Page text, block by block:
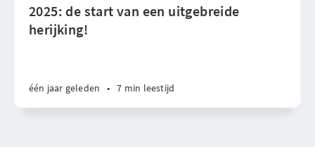
2025: de start van een uitgebreide
herijking!
één jaar geleden • 7 min leestijd